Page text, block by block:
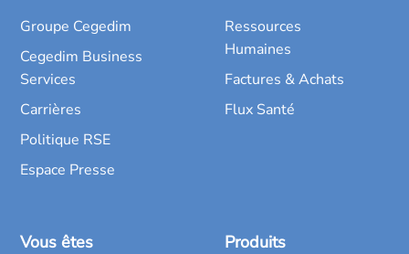
Groupe Cegedim
Cegedim Business
Services
Carrières
Politique RSE
Espace Presse
Ressources
Humaines
Factures & Achats
Flux Santé
Vous êtes Produits